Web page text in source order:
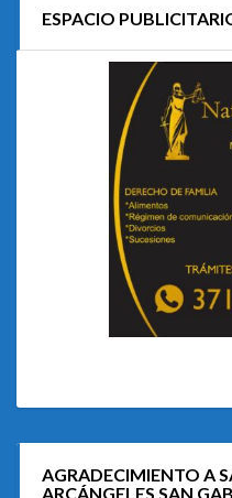
ESPACIO
AGRADECIMIENTO A
ARCÁNGELES SAN